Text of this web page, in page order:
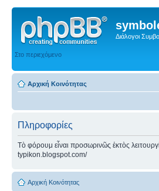
Διάλογοι
Στο περιεχόμενο
Αρχική Κοινότητας
Πληροφορίες
Τὸ φόρουμ εἶναι προσωρινῶς ἐκτὸς
typikon.blogspot.com/
Αρχική Κοινότητας